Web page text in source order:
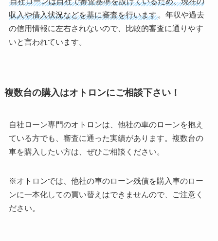
収入や借入状況などを基に審査を行います。年収や過去
の信用情報に左右されないので、比較的審査に通りやす
いと言われています。
複数台の購入はオトロンにご相談下さい！
自社ローン専門のオトロンは、他社の車のローンを抱え
ている方でも、審査に通った実績があります。複数台の
車を購入したい方は、ぜひご相談ください。
※オトロンでは、他社の車のローン残債を購入車のロー
ンに一本化しての買い替えはできませんので、ご注意く
ださい。